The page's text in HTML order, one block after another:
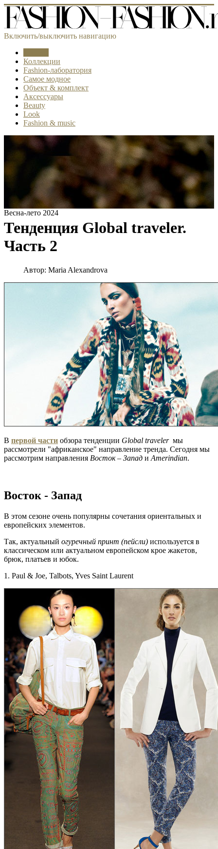
Включить/выключить навигацию
Коллекции
Fashion-лаборатория
Самое модное
Объект & комплект
Аксессуары
Beauty
Look
Fashion & music
Весна-лето 2024
Тенденция Global traveler.
Часть 2
Автор: Maria Alexandrova
В первой части обзора тенденции Global travelerмы
рассмотрели "африканское" направление тренда. Сегодня мы
рассмотрим направления Восток – Запад и Amerindian.
Восток - Запад
В этом сезоне очень популярны сочетания ориентальных и
европейских элементов.
Так, актуальный огуречный принт (пейсли) используется в
классическом или актуальном европейском крое жакетов,
брюк, платьев и юбок.
1. Paul & Joe, Talbots, Yves Saint Laurent